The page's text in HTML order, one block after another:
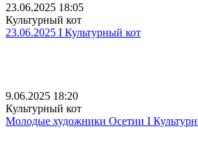
23.06.2025 18:05
Культурный кот
23.06.2025 I Культурный кот
9.06.2025 18:20
Культурный кот
Молодые художники Осетии I